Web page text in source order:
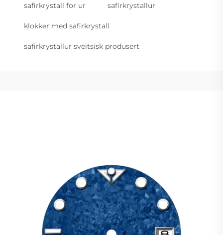
safirkrystall for ur safirkrystallur
klokker med safirkrystall
safirkrystallur sveitsisk produsert